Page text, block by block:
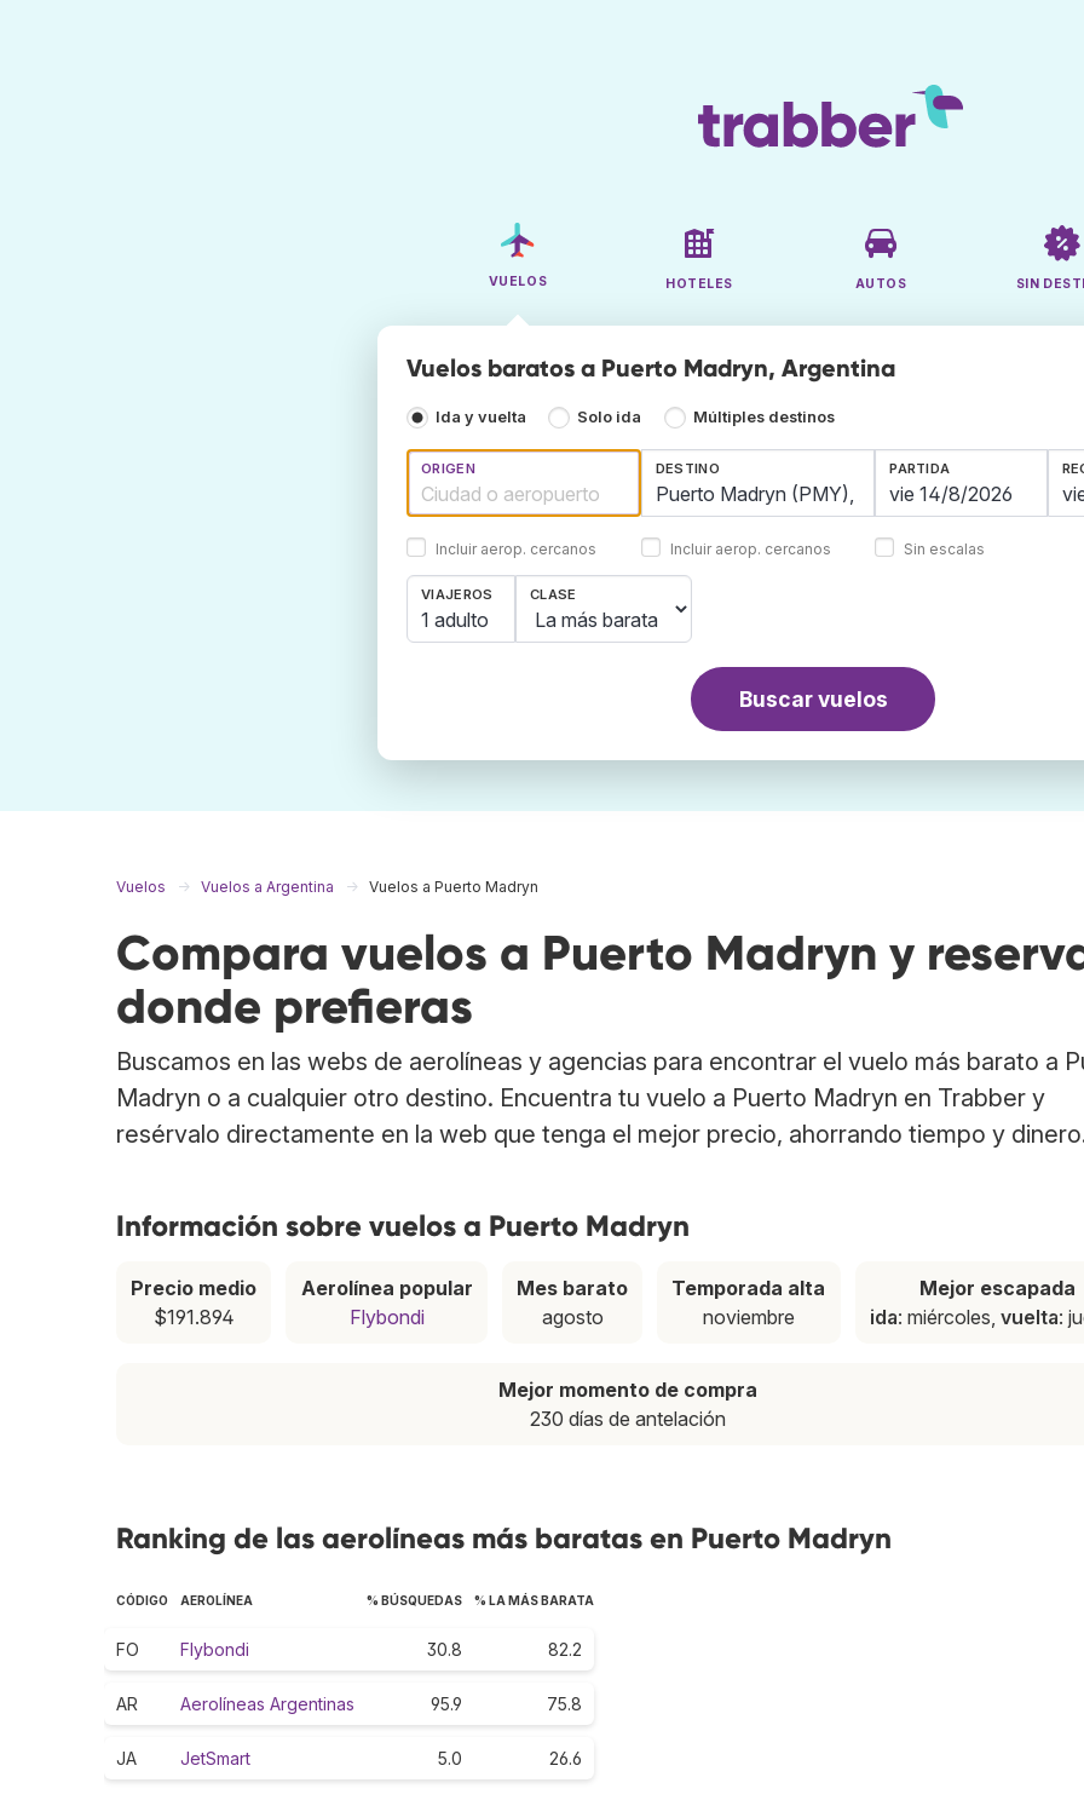
VUELOS HOTELES AUTOS SIN
Vuelos baratos a Puerto Madryn, Argentina
Ida y vuelta Solo ida Múltiples destinos
ORIGEN
Incluir aerop. cercanos
DESTINO
Incluir aerop. cercanos
PARTIDA
Sin escalas
VIAJEROS
1 adulto
CLASE
Buscar vuelos
Vuelos Vuelos a Argentina Vuelos a Puerto Madryn
Compara vuelos a Puerto Madryn y
donde prefieras
Buscamos en las webs de aerolíneas y agencias para encontrar el vuelo más barato a
Madryn o a cualquier otro destino. Encuentra tu vuelo a Puerto Madryn en Trabber y
resérvalo directamente en la web que tenga el mejor precio, ahorrando tiempo y
Información sobre vuelos a Puerto Madryn
Precio medio
$191.894
Aerolínea popular
Flybondi
Mes barato
agosto
Temporada alta
noviembre
Mejor escapada
ida: miércoles, vuelta:
Mejor momento de compra
230 días de antelación
Ranking de las aerolíneas más baratas en Puerto Madryn
CÓDIGO AEROLÍNEA % BÚSQUEDAS % LA MÁS BARATA
FO Flybondi 30.8 82.2
AR Aerolíneas Argentinas 95.9 75.8
JA JetSmart 5.0 26.6